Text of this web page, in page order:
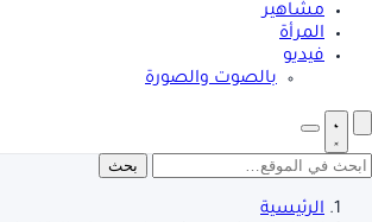
مشاهير
المرأة
فيديو
بالصوت والصورة
بحث
الرئيسية